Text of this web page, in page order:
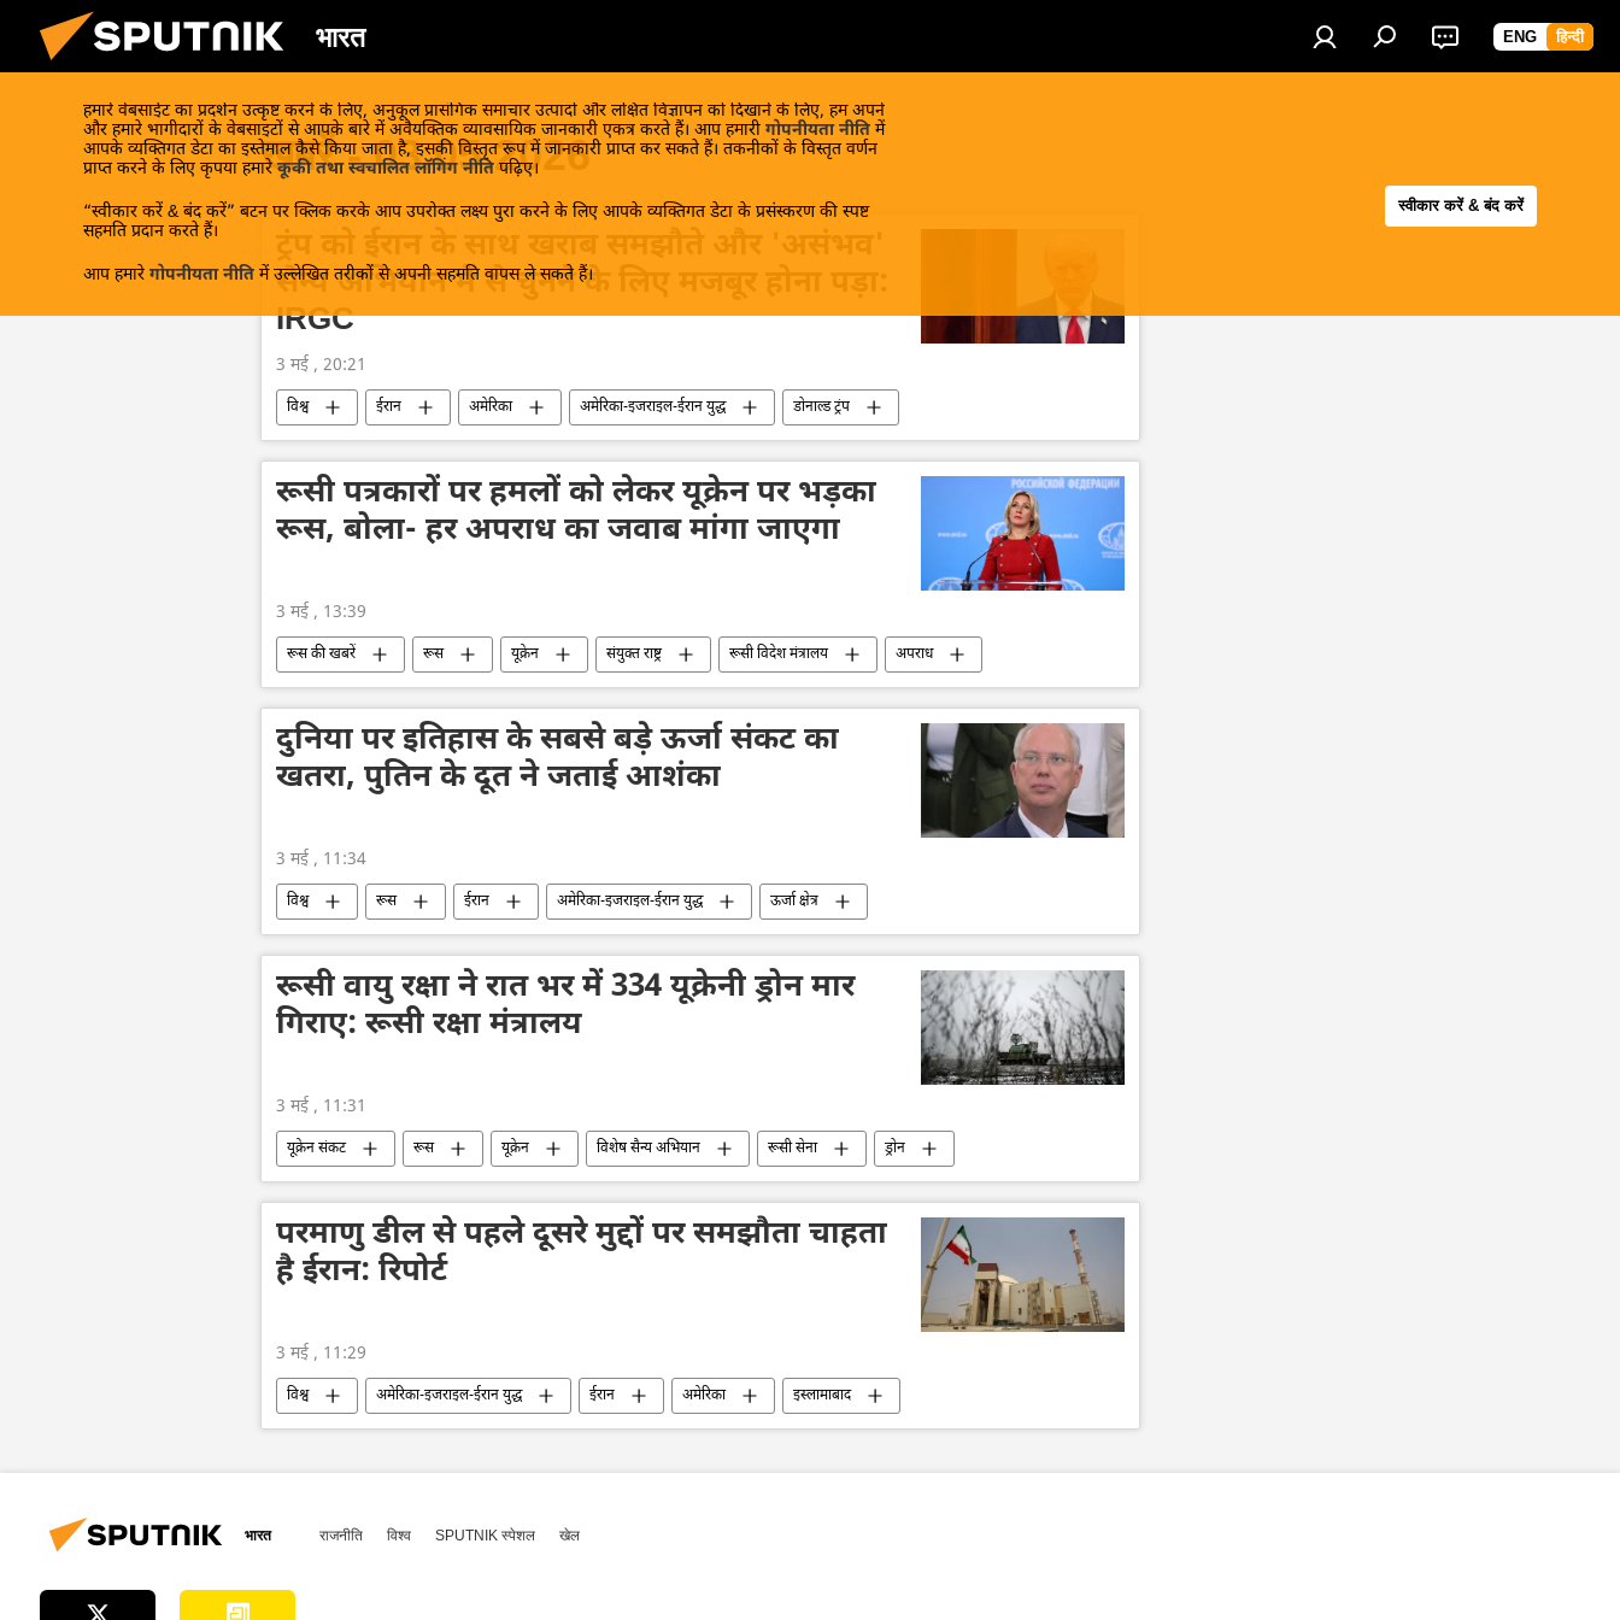
भारत ENG हिन्दी
हमारे वेबसाईट का प्रदर्शन उत्कृष्ट करने के लिए, अनुकूल प्रासंगिक समाचार उत्पादों और लक्षित विज्ञापन को दिखाने के लिए, हम अपने
और हमारे भागीदारों के वेबसाइटों से आपके बारे में अवैयक्तिक व्यावसायिक जानकारी एकत्र करते हैं। आप हमारी गोपनीयता नीति में
आपके व्यक्तिगत डेटा का इस्तेमाल कैसे किया जाता है, इसकी विस्तृत रूप में जानकारी प्राप्त कर सकते हैं। तकनीकों के विस्तृत वर्णन
प्राप्त करने के लिए कृपया हमारे कूकी तथा स्वचालित लॉगिंग नीति पढ़िए।
“स्वीकार करें & बंद करें” बटन पर क्लिक करके आप उपरोक्त लक्ष्य पुरा करने के लिए आपके व्यक्तिगत डेटा के प्रसंस्करण की स्पष्ट
सहमति प्रदान करते हैं।
आप हमारे गोपनीयता नीति में उल्लेखित तरीकों से अपनी सहमति वापस ले सकते हैं।
स्वीकार करें & बंद करें
खबरें - 03.05.2026
सैन्य अभियान में से चुनने के लिए मजबूर होना पड़ा:
IRGC
3 मई , 20:21
विश्व ईरान अमेरिका अमेरिका-इजराइल-ईरान युद्ध डोनाल्ड ट्रंप
रूसी पत्रकारों पर हमलों को लेकर यूक्रेन पर भड़का
रूस, बोला- हर अपराध का जवाब मांगा जाएगा
3 मई , 13:39
रूस की खबरें रूस यूक्रेन संयुक्त राष्ट्र रूसी विदेश मंत्रालय अपराध
दुनिया पर इतिहास के सबसे बड़े ऊर्जा संकट का
खतरा, पुतिन के दूत ने जताई आशंका
3 मई , 11:34
विश्व रूस ईरान अमेरिका-इजराइल-ईरान युद्ध ऊर्जा क्षेत्र
रूसी वायु रक्षा ने रात भर में 334 यूक्रेनी ड्रोन मार
गिराए: रूसी रक्षा मंत्रालय
3 मई , 11:31
यूक्रेन संकट रूस यूक्रेन विशेष सैन्य अभियान रूसी सेना ड्रोन
परमाणु डील से पहले दूसरे मुद्दों पर समझौता चाहता
है ईरान: रिपोर्ट
3 मई , 11:29
विश्व अमेरिका-इजराइल-ईरान युद्ध ईरान अमेरिका इस्लामाबाद
भारत राजनीति विश्व SPUTNIK स्पेशल खेल